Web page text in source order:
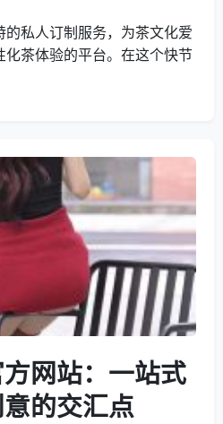
私人订制服务，为茶文化爱
茶体验的平台。在这个快节
网站：一站式
的交汇点